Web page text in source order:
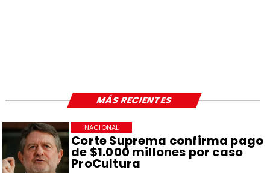
Corte Suprema confirma pago
de $1.000 millones por caso
ProCultura
NACIONAL
MÁS RECIENTES